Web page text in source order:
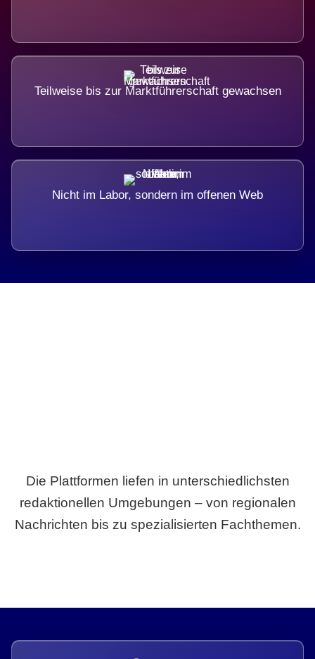
Teilweise bis zur Marktführerschaft gewachsen
Nicht im Labor, sondern im offenen Web
Die Plattformen liefen in unterschiedlichsten
redaktionellen Umgebungen – von regionalen
Nachrichten bis zu spezialisierten Fachthemen.